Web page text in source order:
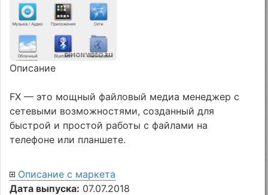
Описание
FX — это мощный файловый медиа менеджер с
сетевыми возможностями, созданный для
быстрой и простой работы с файлами на
телефоне или планшете.
Описание с маркета
Дата выпуска: 07.07.2018